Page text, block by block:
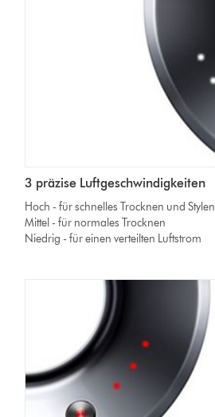
3 präzise Luftgeschwindigkeiten
Hoch - für schnelles Trocknen und Stylen
Mittel - für normales Trocknen
Niedrig - für einen verteilten Luftstrom